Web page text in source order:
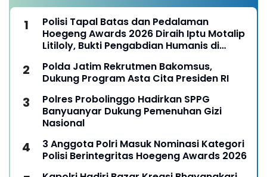
Polisi Tapal Batas dan Pedalaman
Hoegeng Awards 2026 Diraih Iptu Motalip
Litiloly, Bukti Pengabdian Humanis di
Polda Jatim Rekrutmen Bakomsus,
Dukung Program Asta Cita Presiden RI
Polres Probolinggo Hadirkan SPPG
Banyuanyar Dukung Pemenuhan Gizi
Nasional
3 Anggota Polri Masuk Nominasi Kategori
Polisi Berintegritas Hoegeng Awards 2026